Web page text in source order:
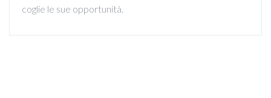
coglie le sue opportunità.